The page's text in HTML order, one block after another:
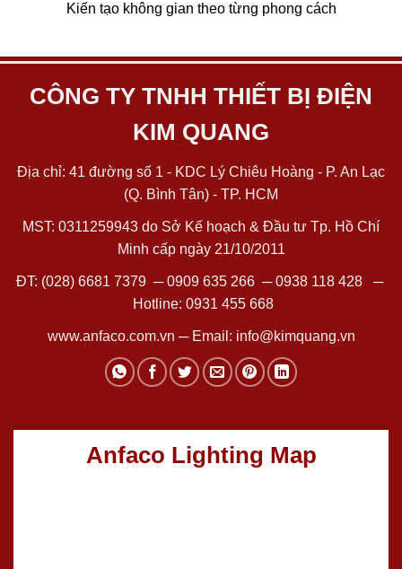
Kiến tạo không gian theo từng phong cách
CÔNG TY TNHH THIẾT BỊ ĐIỆN
KIM QUANG
Địa chỉ: 41 đường số 1 - KDC Lý Chiêu Hoàng - P. An Lạc
(Q. Bình Tân) - TP. HCM
MST: 0311259943 do Sở Kế hoạch & Đầu tư Tp. Hồ Chí
Minh cấp ngày 21/10/2011
ĐT: (028) 6681 7379 ─0909 635 266─0938 118 428─
Hotline: 0931 455 668
www.anfaco.com.vn ─ Email: info@kimquang.vn
Anfaco Lighting Map